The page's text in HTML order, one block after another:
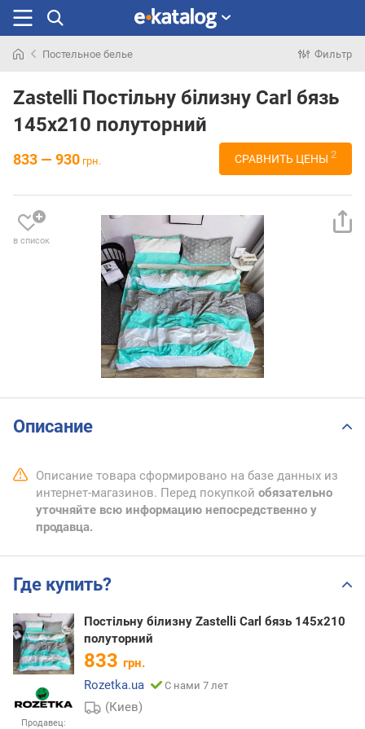
раньше
Постельное белье Фильтр
Zastelli Постільну білизну Carl бязь
145х210 полуторний
833 — 930 грн. СРАВНИТЬ ЦЕНЫ 2
в список
Описание
Описание товара сформировано на базе данных из
интернет-магазинов. Перед покупкой обязательно
уточняйте всю информацию непосредственно у
продавца.
Где купить?
Продавец:
Постільну білизну Zastelli Carl бязь 145х210
полуторний
833 грн.
Rozetka.ua
С нами 7 лет
(Киев)